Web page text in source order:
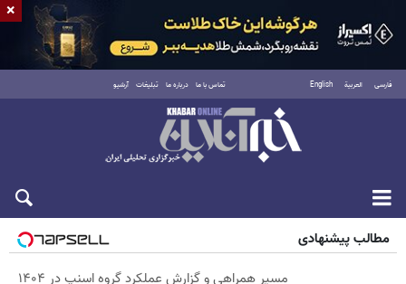
فارسی العربية English تماس با ما درباره ما تبلیغات آرشیو
پنجشنبه ۱۵ مرداد ۱۴۰۵
مطالب پیشنهادی
مسیر همراهی و گزارش عملکرد گروه اسنپ در ۱۴۰۴
×